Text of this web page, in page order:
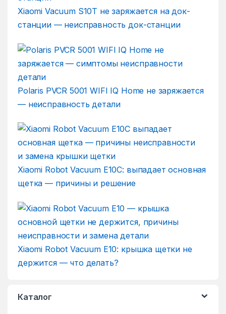
Xiaomi Vacuum S10T не заряжается на док-
станции — неисправность док-станции
Polaris PVCR 5001 WIFI IQ Home не заряжается
— неисправность детали
Xiaomi Robot Vacuum E10C: выпадает основная
щетка — причины и решение
Xiaomi Robot Vacuum E10: крышка щетки не
держится — что делать?
Каталог